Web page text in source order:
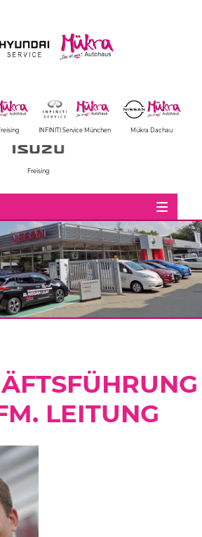
INFINITI Service München Mükra Dachau
Freising
LEITUNG